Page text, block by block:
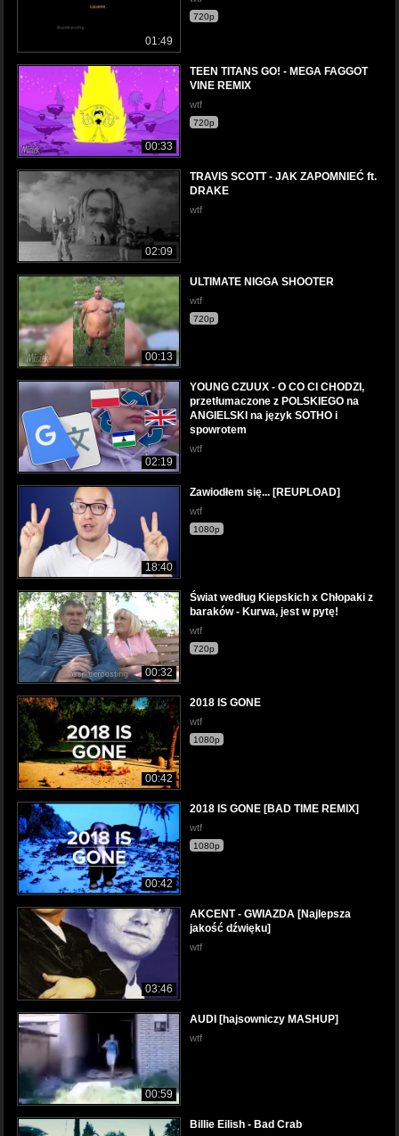
01:49
720p
00:33
TEEN TITANS GO! - MEGA FAGGOT
VINE REMIX
wtf
720p
02:09
TRAVIS SCOTT - JAK ZAPOMNIEĆ ft.
DRAKE
wtf
00:13
ULTIMATE NIGGA SHOOTER
wtf
720p
02:19
YOUNG CZUUX - O CO CI CHODZI,
przetłumaczone z POLSKIEGO na
ANGIELSKI na język SOTHO i
spowrotem
wtf
18:40
Zawiodłem się... [REUPLOAD]
wtf
1080p
00:32
Świat według Kiepskich x Chłopaki z
baraków - Kurwa, jest w pytę!
wtf
720p
00:42
2018 IS GONE
wtf
1080p
00:42
2018 IS GONE [BAD TIME REMIX]
wtf
1080p
03:46
AKCENT - GWIAZDA [Najlepsza
jakość dźwięku]
wtf
00:59
AUDI [hajsowniczy MASHUP]
wtf
Billie Eilish - Bad Crab